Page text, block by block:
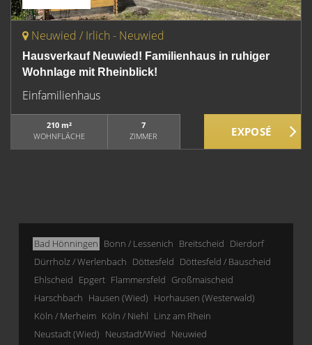
Neuwied / Irlich - Neuwied
Hausverkauf Neuwied! Familienhaus in ruhiger
Wohnlage mit Rheinblick!
Einfamilienhaus
210 m²
WOHNFLÄCHE
7
ZIMMER
Bad Hönningen Bonn / Lessenich Breitscheid Dierdorf
Dürrholz / Werlenbach Döttesfeld Döttesfeld / Bauscheid
Ehlscheid Epgert Flammersfeld Großmaischeid
Harschbach Hausen (Wied) Horhausen (Westerwald)
Köln / Merheim Köln / Niehl Linz am Rhein
Neustadt (Wied) Neustadt/Wied Neuwied